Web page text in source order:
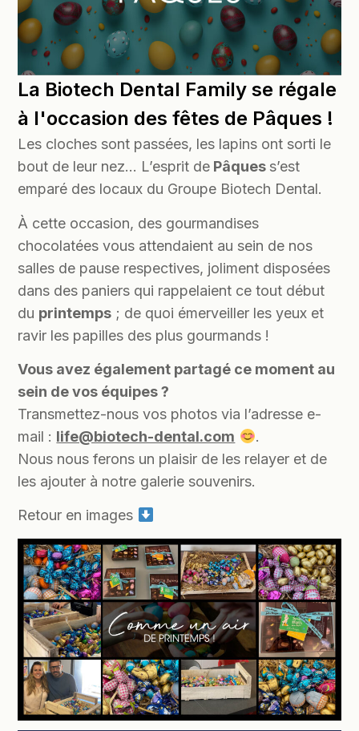
La Biotech Dental Family se régale
à l'occasion des fêtes de Pâques !
Les cloches sont passées, les lapins ont sorti le
bout de leur nez… L’esprit de Pâques s’est
emparé des locaux du Groupe Biotech Dental.
À cette occasion, des gourmandises
chocolatées vous attendaient au sein de nos
salles de pause respectives, joliment disposées
dans des paniers qui rappelaient ce tout début
du printemps ; de quoi émerveiller les yeux et
ravir les papilles des plus gourmands !
Vous avez également partagé ce moment au
sein de vos équipes ?
Transmettez-nous vos photos via l’adresse e-
mail : life@biotech-dental.com
.
Nous nous ferons un plaisir de les relayer et de
les ajouter à notre galerie souvenirs.
Retour en images